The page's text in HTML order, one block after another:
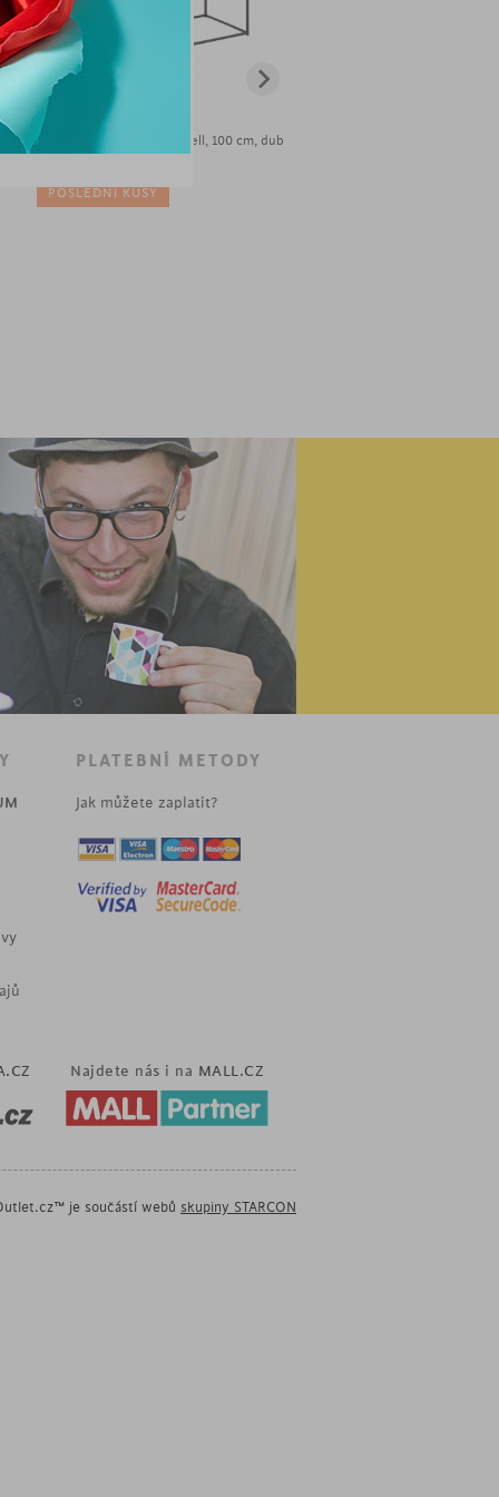
1 557
Konferenční stolek Seashell, 100 cm, dub
POSLEDNÍ KUSY
PLATEBNÍ METODY
Jak můžete zaplatit?
Najdete nás i na MALL.CZ
je součástí webů skupiny STARCON